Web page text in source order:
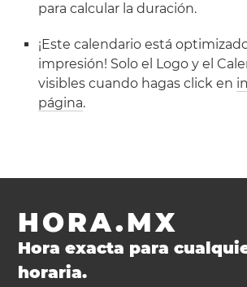
para calcular la duración.
¡Este calendario está
impresión! Solo el Logo y el
visibles cuando hagas click en
página.
HORA.MX
Hora exacta para
horaria.